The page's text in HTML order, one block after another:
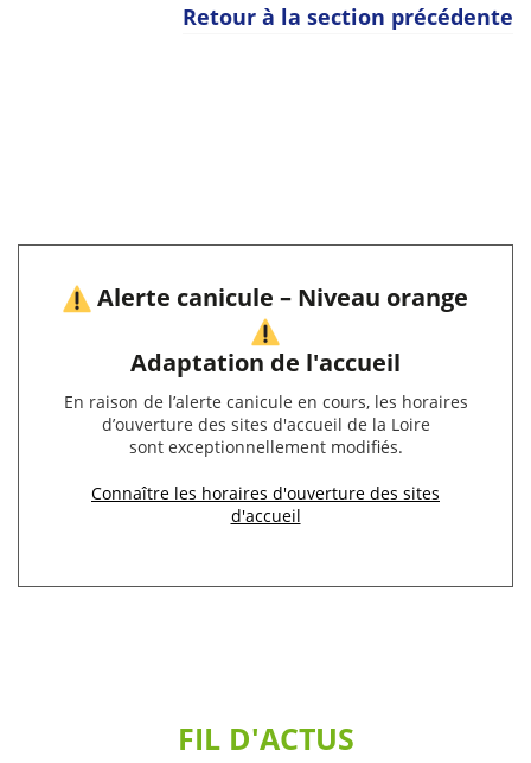
Retour à la section précédente
Alerte canicule – Niveau orange
Adaptation de l'accueil
En raison de l’alerte canicule en cours, les horaires
d’ouverture des sites d'accueil de la Loire
sont exceptionnellement modifiés.
Connaître les horaires d'ouverture des sites
d'accueil
FIL D'ACTUS